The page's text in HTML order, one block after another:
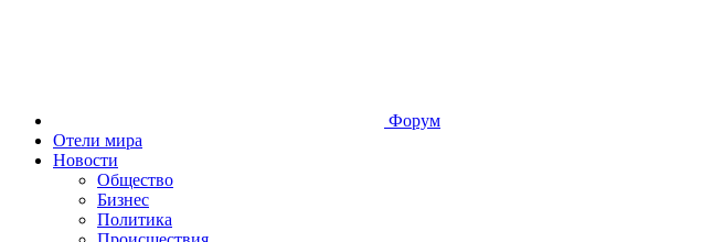
Форум
Отели мира
Новости
Общество
Бизнес
Политика